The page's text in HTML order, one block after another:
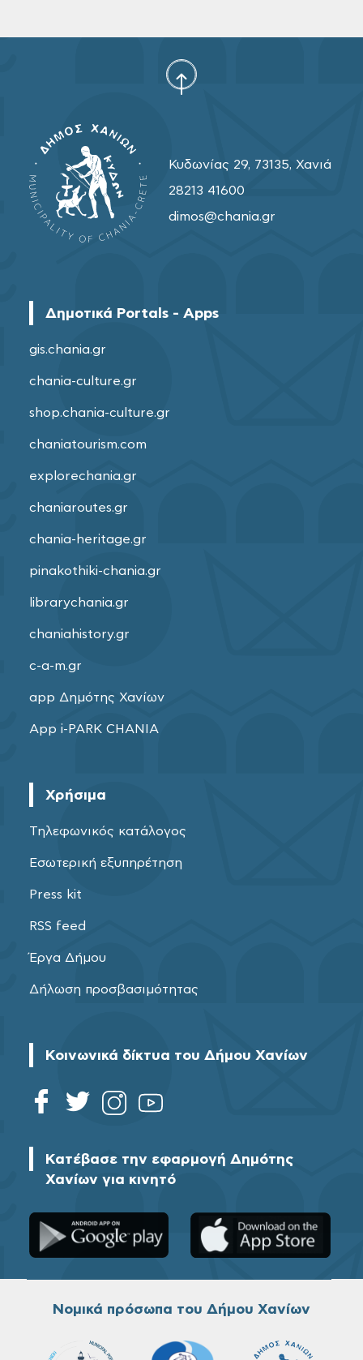
Κυδωνίας 29, 73135, Χανιά
28213 41600
dimos@chania.gr
Δημοτικά Portals - Apps
gis.chania.gr
chania-culture.gr
shop.chania-culture.gr
chaniatourism.com
explorechania.gr
chaniaroutes.gr
chania-heritage.gr
pinakothiki-chania.gr
librarychania.gr
chaniahistory.gr
c-a-m.gr
app Δημότης Χανίων
App i-PARK CHANIA
Χρήσιμα
Τηλεφωνικός κατάλογος
Εσωτερική εξυπηρέτηση
Press kit
RSS feed
Έργα Δήμου
Δήλωση προσβασιμότητας
Κοινωνικά δίκτυα του Δήμου Χανίων
Κατέβασε την εφαρμογή Δημότης
Χανίων για κινητό
Νομικά πρόσωπα του Δήμου Χανίων